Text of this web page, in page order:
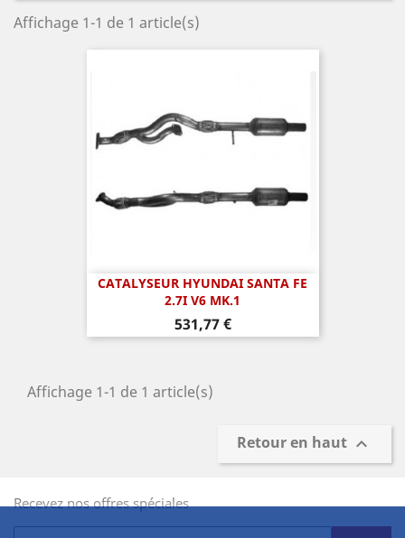
Affichage 1-1 de 1 article(s)
CATALYSEUR HYUNDAI SANTA FE
2.7I V6 MK.1
Prix
531,77 €
Affichage 1-1 de 1 article(s)
Retour en haut 
Recevez nos offres spéciales